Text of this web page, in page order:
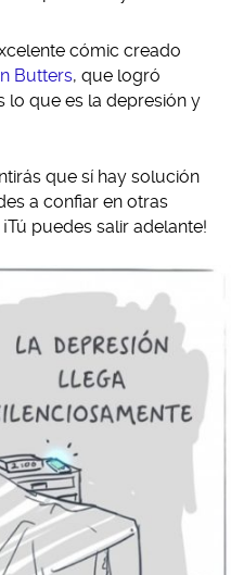
cómic creado
Butters, que logró
lo que es la depresión y
que sí hay solución
a confiar en otras
puedes salir adelante!